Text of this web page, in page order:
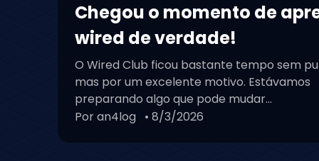
Chegou o momento de
wired de verdade!
O Wired Club ficou bastante tempo sem
mas por um excelente motivo. Estávamos
preparando algo que pode mudar...
Por an4log • 8/3/2026